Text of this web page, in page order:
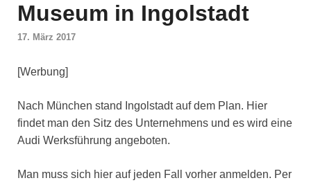
Museum in Ingolstadt
17. März 2017
[Werbung]
Nach München stand Ingolstadt auf dem Plan. Hier
findet man den Sitz des Unternehmens und es wird eine
Audi Werksführung angeboten.
Man muss sich hier auf jeden Fall vorher anmelden. Per